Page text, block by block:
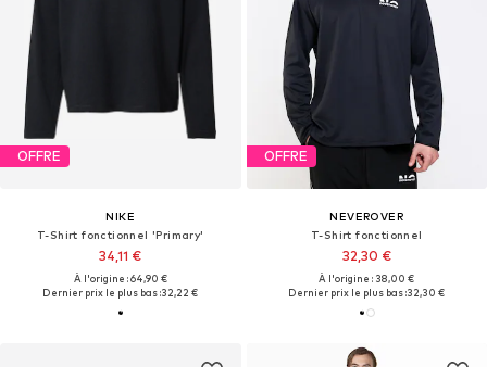
OFFRE
NIKE
T-Shirt fonctionnel 'Primary'
34,11 €
À l'origine : 64,90 €
Dernier prix le plus bas :32,22 €
OFFRE
NEVEROVER
T-Shirt fonctionnel
32,30 €
À l'origine : 38,00 €
Dernier prix le plus bas :32,30 €